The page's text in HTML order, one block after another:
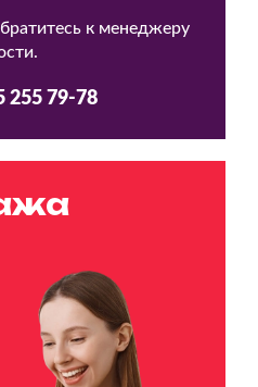
к менеджеру
255 79-78